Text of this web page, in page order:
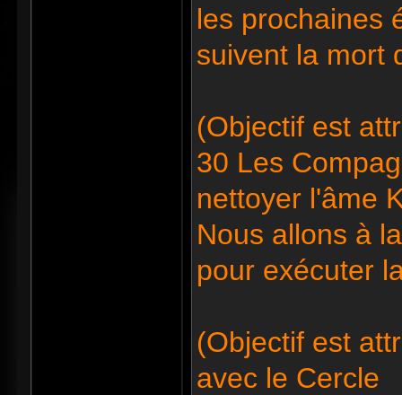
les prochaines
suivent la mort
(Objectif est
30 Les
nettoyer l'âme
Nous allons à
pour exécuter
(Objectif est
avec le Cercle